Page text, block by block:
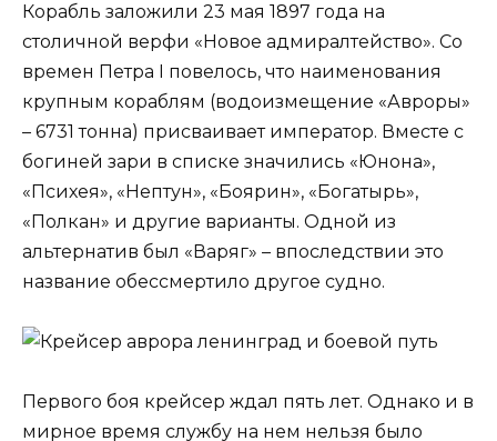
Корабль заложили 23 мая 1897 года на
столичной верфи «Новое адмиралтейство». Со
времен Петра I повелось, что наименования
крупным кораблям (водоизмещение «Авроры»
– 6731 тонна) присваивает император. Вместе с
богиней зари в списке значились «Юнона»,
«Психея», «Нептун», «Боярин», «Богатырь»,
«Полкан» и другие варианты. Одной из
альтернатив был «Варяг» – впоследствии это
название обессмертило другое судно.
Первого боя крейсер ждал пять лет. Однако и в
мирное время службу на нем нельзя было